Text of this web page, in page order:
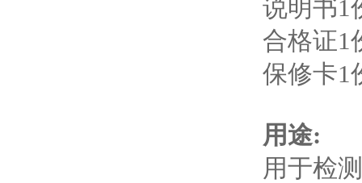
说明书1
合格证1
保修卡1
用途:
用于检